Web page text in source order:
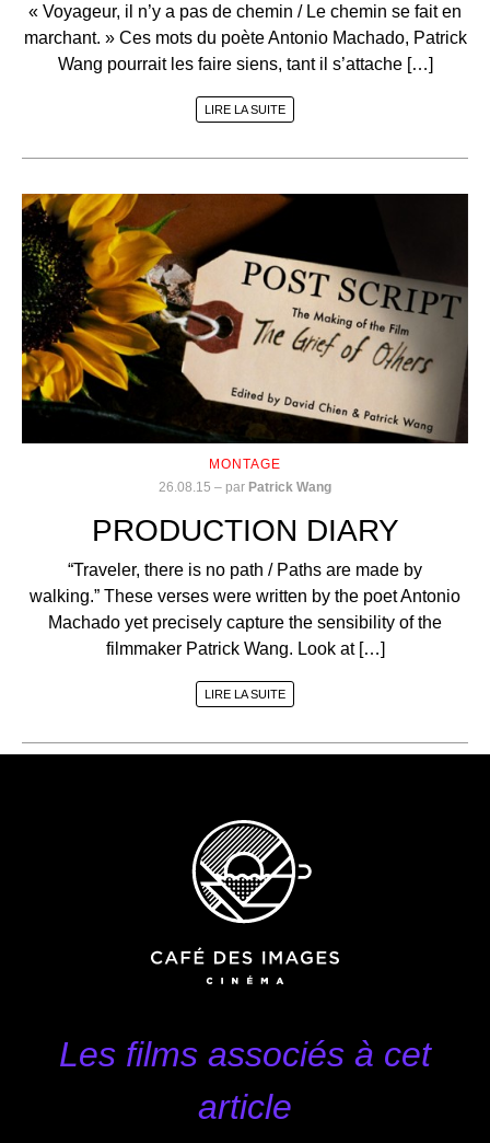
« Voyageur, il n’y a pas de chemin / Le chemin se fait en
marchant. » Ces mots du poète Antonio Machado, Patrick
Wang pourrait les faire siens, tant il s’attache […]
LIRE LA SUITE
MONTAGE
26.08.15 – par Patrick Wang
PRODUCTION DIARY
“Traveler, there is no path / Paths are made by
walking.” These verses were written by the poet Antonio
Machado yet precisely capture the sensibility of the
filmmaker Patrick Wang. Look at […]
LIRE LA SUITE
Les films associés à cet
article